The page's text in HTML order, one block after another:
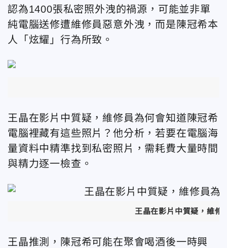
認為1400張私密照外洩的禍源，可能並非單
純電腦送修遭維修員惡意外洩，而是陳冠希本
人「炫耀」行為所致。
王晶在影片中質疑，維修員為何會知道陳冠希
電腦裡藏有這些照片？他分析，若要在電腦海
量資料中精準找到私密照片，需耗費大量時間
與精力逐一檢查。
王晶在影片中質疑，維修
王晶推測，陳冠希可能在聚會喝酒後一時興